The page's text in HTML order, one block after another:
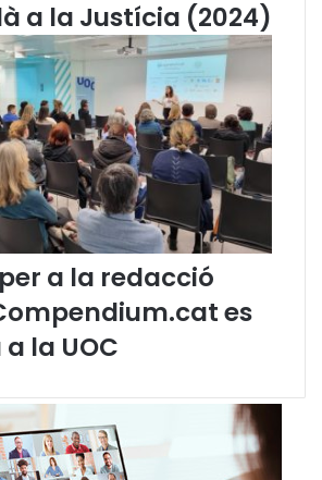
u
a
l
m
e
s
d
m
ç
a la Justícia (2024)
a la redacció
es
la UOC